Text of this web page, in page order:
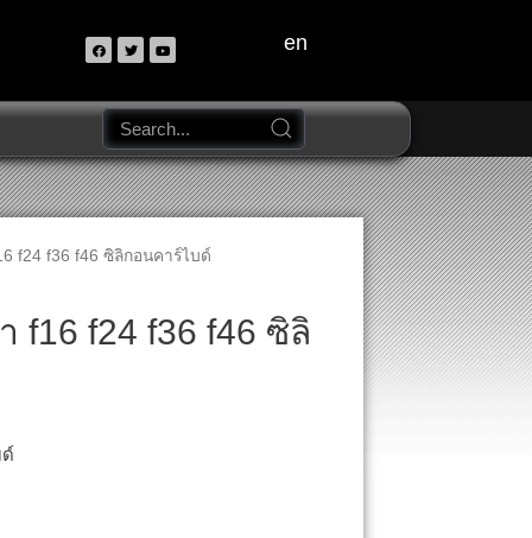
en
f24 f36 f46 ซิลิกอนคาร์ไบด์
f16 f24 f36 f46 ซิลิ